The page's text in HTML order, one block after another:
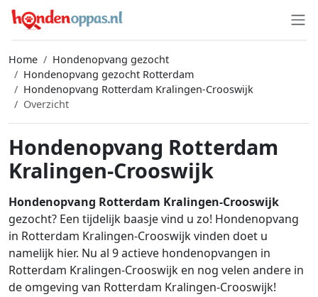
Home
Hondenopvang gezocht
Hondenopvang gezocht Rotterdam
Hondenopvang Rotterdam Kralingen-Crooswijk
Overzicht
Hondenopvang Rotterdam
Kralingen-Crooswijk
Hondenopvang Rotterdam Kralingen-Crooswijk
gezocht? Een tijdelijk baasje vind u zo! Hondenopvang
in Rotterdam Kralingen-Crooswijk vinden doet u
namelijk hier. Nu al 9 actieve hondenopvangen in
Rotterdam Kralingen-Crooswijk en nog velen andere in
de omgeving van Rotterdam Kralingen-Crooswijk!